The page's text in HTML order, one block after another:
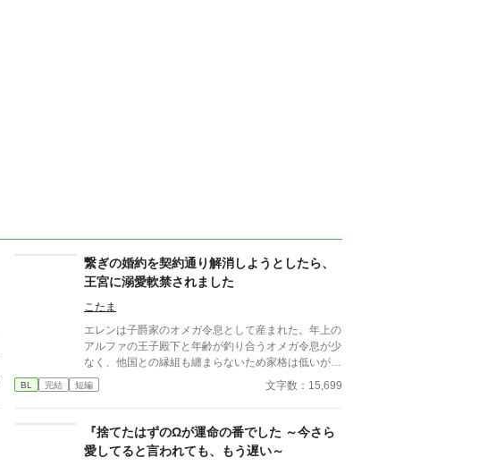
繋ぎの婚約を契約通り解消しようとしたら、
王宮に溺愛軟禁されました
こたま
エレンは子爵家のオメガ令息として産まれた。年上の
アルファの王子殿下と年齢が釣り合うオメガ令息が少
なく、他国との縁組も纏まらないため家格は低いが繋
ぎとして一応婚約をしている。王子のことは兄のよう
に慕っており、初恋の人ではあるけれど、契約終了時
えていた。ところが婚約解消時期の直前に王子宮に軟
禁された。結婚を承諾するまでここから出さないと王
子から溢れるほどの愛を与えられる。ハッピーエンド
BL 完結 短編 文字数：15,699
『捨てたはずのΩが運命の番でした ～今さら
愛してると言われても、もう遅い～